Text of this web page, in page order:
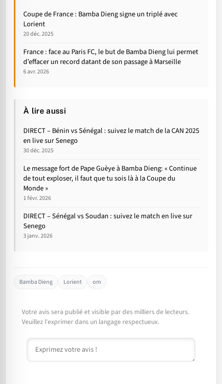
Coupe de France : Bamba Dieng signe un triplé avec
Lorient
20 déc. 2025
France : face au Paris FC, le but de Bamba Dieng lui permet
d’effacer un record datant de son passage à Marseille
6 avr. 2026
À lire aussi
DIRECT – Bénin vs Sénégal : suivez le match de la CAN 2025
en live sur Senego
30 déc. 2025
Le message fort de Pape Guèye à Bamba Dieng: « Continue
de tout exploser, il faut que tu sois là à la Coupe du
Monde »
1 févr. 2026
DIRECT – Sénégal vs Soudan : suivez le match en live sur
Senego
3 janv. 2026
Bamba Dieng Lorient om
Votre avis sera publié et visible par des milliers de lecteurs.
Veuillez l'exprimer dans un langage respectueux.
Commentaire